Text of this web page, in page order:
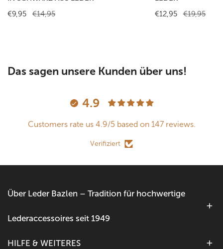
Verkaufspreis
€9,95
Regulärer€14,95
Verkaufspreis
€12,95
Regulärer€19,95
Das sagen unsere Kunden über uns!
4.9
Customers rate us 4.9/5 based on 147 reviews.
Verifiziert
Über Leder Bazlen – Tradition für hochwertige
Lederaccessoires seit 1949
HILFE & WEITERES